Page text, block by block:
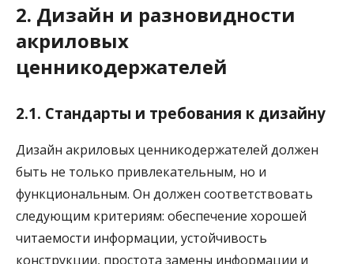
2. Дизайн и разновидности
акриловых
ценникодержателей
2.1. Стандарты и требования к дизайну
Дизайн акриловых ценникодержателей должен
быть не только привлекательным, но и
функциональным. Он должен соответствовать
следующим критериям: обеспечение хорошей
читаемости информации, устойчивость
конструкции, простота замены информации и